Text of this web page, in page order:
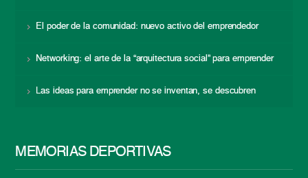
El poder de la comunidad: nuevo activo del emprendedor
Networking: el arte de la “arquitectura social” para emprender
Las ideas para emprender no se inventan, se descubren
MEMORIAS DEPORTIVAS